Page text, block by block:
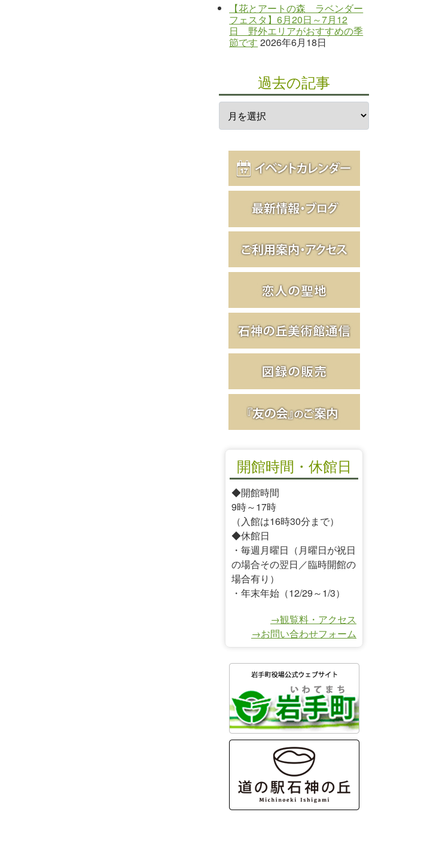
【花とアートの森 ラベンダー
フェスタ】6月20日～7月12
日 野外エリアがおすすめの季
節です 2026年6月18日
過去の記事
開館時間・休館日
◆開館時間
9時～17時
（入館は16時30分まで）
◆休館日
・毎週月曜日（月曜日が祝日
の場合その翌日／臨時開館の
場合有り）
・年末年始（12/29～1/3）
→観覧料・アクセス
→お問い合わせフォーム